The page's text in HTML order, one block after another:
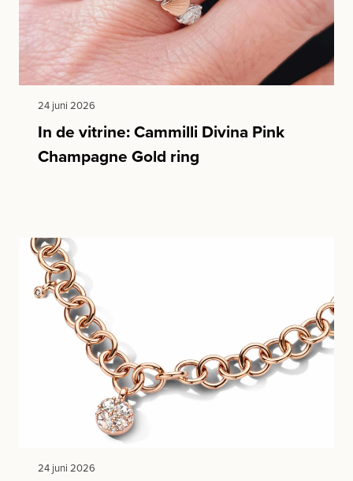
24 juni 2026
In de vitrine: Cammilli Divina Pink
Champagne Gold ring
24 juni 2026